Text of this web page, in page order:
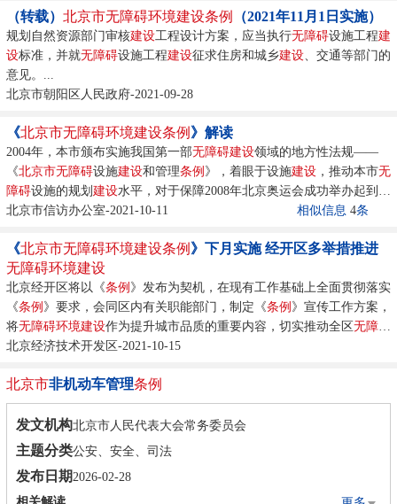
（转载） 北京市无障碍环境建设条例 （2021年11月1日实施）
规划自然资源部门审核建设工程设计方案，应当执行无障碍设施工程建
设标准，并就无障碍设施工程建设征求住房和城乡建设、交通等部门的
意见。...
北京市朝阳区人民政府-2021-09-28
《北京市无障碍环境建设条例 》解读
2004年，本市颁布实施我国第一部无障碍建设领域的地方性法规——
《北京市无障碍设施建设和管理条例 》，着眼于设施建设 ，推动本市无
障碍设施的规划 建设水平，对于保障2008年北京奥运会成功举办起到了
不可或缺的作用。...
北京市信访办公室-2021-10-11 相似信息 4条
《北京市无障碍环境建设条例 》下月实施 经开区多举措推进
无障碍环境建设
北京经开区将以《条例 》发布为契机，在现有工作基础上全面贯彻落实
《条例 》要求，会同区内有关职能部门，制定《条例 》宣传工作方案，
将无障碍环境建设作为提升城市品质的重要内容，切实推动全区无障碍
建设。...
北京经济技术开发区-2021-10-15
北京市非机动车管理条例
发文机构北京市人民代表大会常务委员会
主题分类公安、安全、司法
发布日期2026-02-28